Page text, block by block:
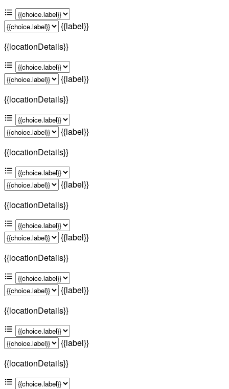
{{label}}
{{locationDetails}}
{{label}}
{{locationDetails}}
{{label}}
{{locationDetails}}
{{label}}
{{locationDetails}}
{{label}}
{{locationDetails}}
{{label}}
{{locationDetails}}
{{label}}
{{locationDetails}}